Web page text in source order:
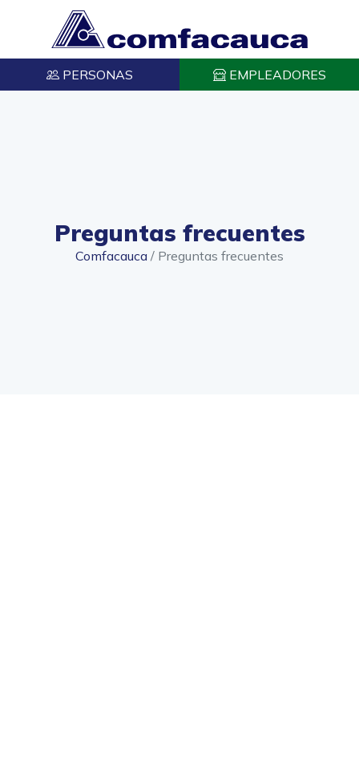
PERSONAS EMPLEADORES
Preguntas frecuentes
Comfacauca / Preguntas frecuentes